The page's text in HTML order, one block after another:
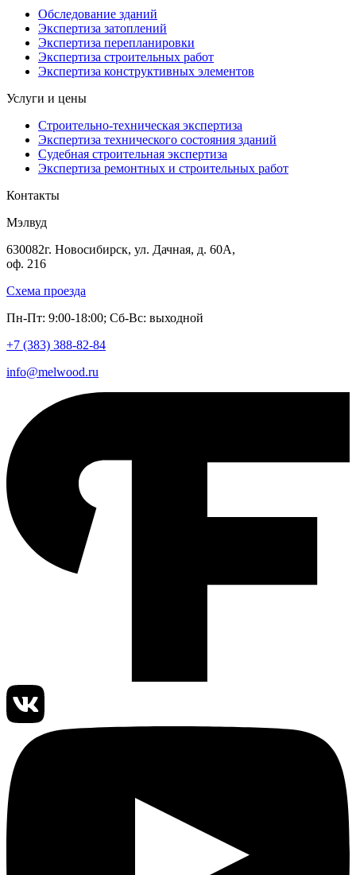
Обследование зданий
Экспертиза затоплений
Экспертиза перепланировки
Экспертиза строительных работ
Экспертиза конструктивных элементов
Услуги и цены
Строительно-техническая экспертиза
Экспертиза технического состояния зданий
Судебная строительная экспертиза
Экспертиза ремонтных и строительных работ
Контакты
Мэлвуд
630082г. Новосибирск, ул. Дачная, д. 60А,
оф. 216
Схема проезда
Пн-Пт: 9:00-18:00; Сб-Вс: выходной
+7 (383) 388-82-84
info@melwood.ru